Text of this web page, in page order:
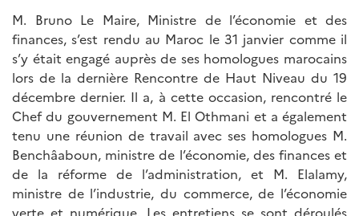
M. Bruno Le Maire, Ministre de l’économie et des
finances, s’est rendu au Maroc le 31 janvier comme il
s’y était engagé auprès de ses homologues marocains
lors de la dernière Rencontre de Haut Niveau du 19
décembre dernier. Il a, à cette occasion, rencontré le
Chef du gouvernement M. El Othmani et a également
tenu une réunion de travail avec ses homologues M.
Benchâaboun, ministre de l’économie, des finances et
de la réforme de l’administration, et M. Elalamy,
ministre de l’industrie, du commerce, de l’économie
verte et numérique. Les entretiens se sont déroulés